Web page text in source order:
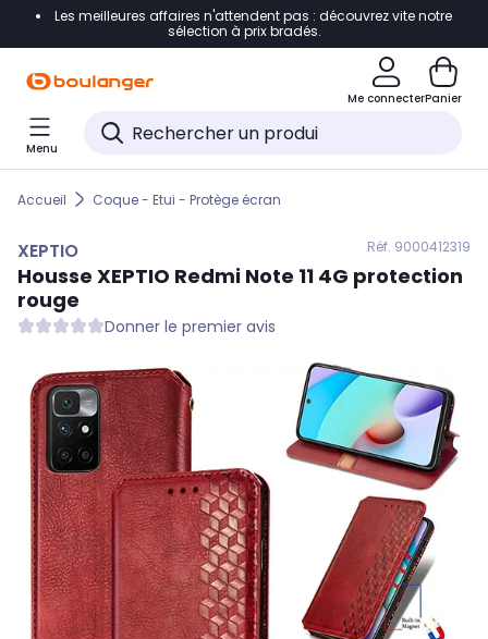
Accéder directement à la navigation
Accéder directement au pied de page
Accéder directement au chatbot
Les meilleures affaires n'attendent pas : découvrez vite notre
sélection à prix bradés.
Me connecterPanier
Menu
Accueil Coque - Etui - Protège écran
XEPTIO Réf. 9000412319
Housse XEPTIO Redmi Note 11 4G protection
rouge
Donner le premier avis